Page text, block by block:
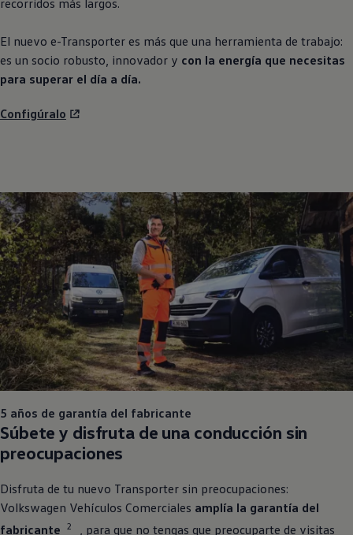
recorridos más largos.
El nuevo e-Transporter es más que una herramienta de trabajo:
es un socio robusto, innovador y con la energía que necesitas
para superar el día a día.
Configúralo
5 años de garantía del fabricante
Súbete y disfruta de una conducción sin
preocupaciones
Disfruta de tu nuevo Transporter sin preocupaciones:
Volkswagen Vehículos Comerciales amplía la garantía del
fabricante
2
, para que no tengas que preocuparte de visitas